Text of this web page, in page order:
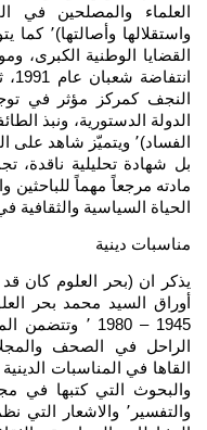
العلماء والمصلحين في
القضايا الوطنية الكبرى،
النجف كمركز مؤثر في
الدولة الدستورية، ونبذ
الفساد)٬ ويتميّز شاهد
بل شهادة تحليلية ناقدة،
الحياة السياسية والثقافية
مناسبات دينية
أوراق السيد محمد بحر
1945 – 1980 ٬
والبحوث التي كتبها في